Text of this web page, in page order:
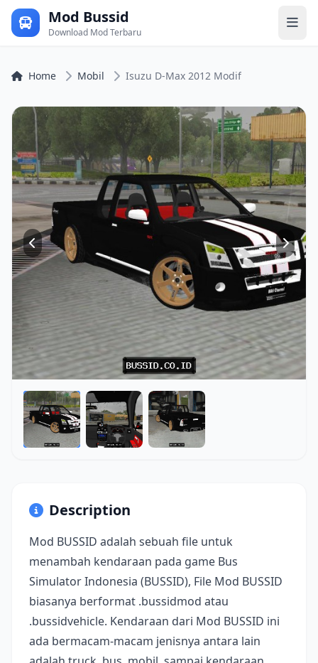
Mod Bussid
Download Mod Terbaru
Home Mobil Isuzu D-Max 2012 Modif
Description
Mod BUSSID adalah sebuah file untuk
menambah kendaraan pada game Bus
Simulator Indonesia (BUSSID), File Mod BUSSID
biasanya berformat .bussidmod atau
.bussidvehicle. Kendaraan dari Mod BUSSID ini
ada bermacam-macam jenisnya antara lain